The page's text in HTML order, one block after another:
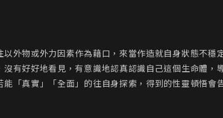
外物或外力因素作為藉口，來當作造就自身狀態不穩
有好好地看見，有意識地認真認識自己這個生命體，
「真實」「全面」的往自身探索，得到的性靈頓悟會